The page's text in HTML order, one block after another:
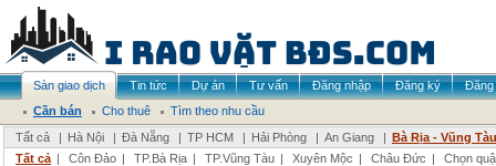
Sàn giao dịch Tin tức Dự án Tư vấn Đăng nhập Đăng ký
Đăng
Cần bán
Cho thuê
Tìm theo nhu cầu
Tất cả
| Hà Nội | Đà Nẵng | TP HCM | Hải Phòng | An Giang | Bà Rịa - Vũng Tàu
Tất cả | Côn Đảo | TP.Bà Rịa | TP.Vũng Tàu | Xuyên Mộc | Châu Đức |
Chọn